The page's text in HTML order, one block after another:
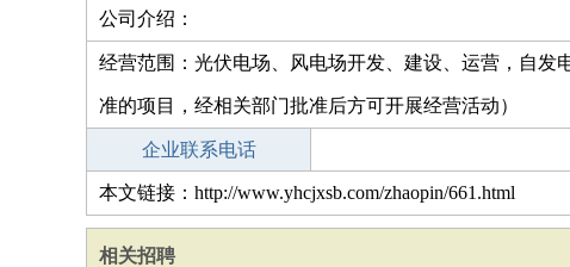
公司介绍：
经营范围：光伏电场、风电场开发、建设、运营，自
准的项目，经相关部门批准后方可开展经营活动）
企业联系电话
本文链接：http://www.yhcjxsb.com/zhaopin/661.html
相关招聘